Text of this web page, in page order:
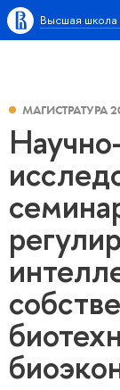
Высшая школа
МАГИСТРАТУРА